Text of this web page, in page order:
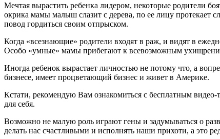
Мечтая вырастить ребенка лидером, некоторые родители
окрика мамы малыш слазит с дерева, по ее лицу протекает
повод гордиться своим отпрыском.
Когда «всезнающие» родители входят в раж, и видят в
Особо «умные» мамы прибегают к всевозможным
Иногда ребенок вырастает личностью не потому что, а
бизнесе, имеет процветающий бизнес и живет в Америке.
Кстати, рекомендую Вам ознакомиться с бесплатным
для себя.
Возможно не малую роль играют гены и задумываться о
делать нас счастливыми и исполнять наши прихоти, а это